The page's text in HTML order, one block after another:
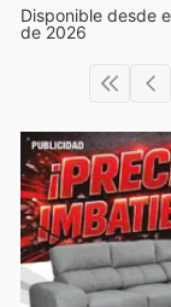
Disponible desde
de 2026